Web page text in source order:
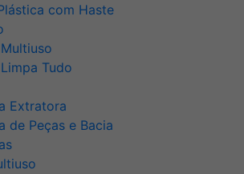
com Haste
Tudo
Extratora
de Peças e Bacia